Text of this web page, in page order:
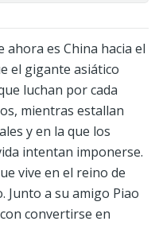
es China hacia el
el gigante asiático
luchan por cada
mientras estallan
y en la que los
intentan imponerse.
vive en el reino de
Junto a su amigo Piao
convertirse en